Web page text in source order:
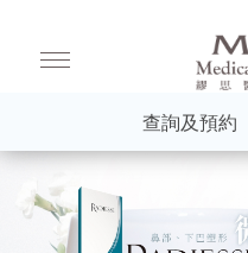
查詢及預約